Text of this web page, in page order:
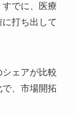
でに、医療
打ち出して
ェアが比較
、市場開拓